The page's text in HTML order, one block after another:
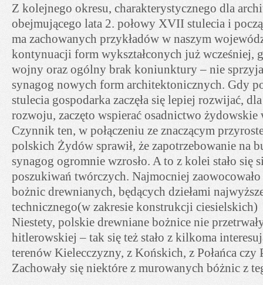
Z kolejnego okresu, charakterystycznego dla
obejmującego lata 2. połowy XVII stulecia i
ma zachowanych przykładów w naszym
kontynuacji form wykształconych już wcześniej,
wojny oraz ogólny brak koniunktury – nie
synagog nowych form architektonicznych. Gdy
stulecia gospodarka zaczęła się lepiej rozwijać,
rozwoju, zaczęto wspierać osadnictwo żydowskie
Czynnik ten, w połączeniu ze znaczącym
polskich Żydów sprawił, że zapotrzebowanie na
synagog ogromnie wzrosło. A to z kolei stało się
poszukiwań twórczych. Najmocniej
bożnic drewnianych, będących dziełami
technicznego(w zakresie konstrukcji
Niestety, polskie drewniane bożnice nie
hitlerowskiej – tak się też stało z kilkoma
terenów Kielecczyzny, z Końskich, z Połańca czy
Zachowały się niektóre z murowanych bóżnic z